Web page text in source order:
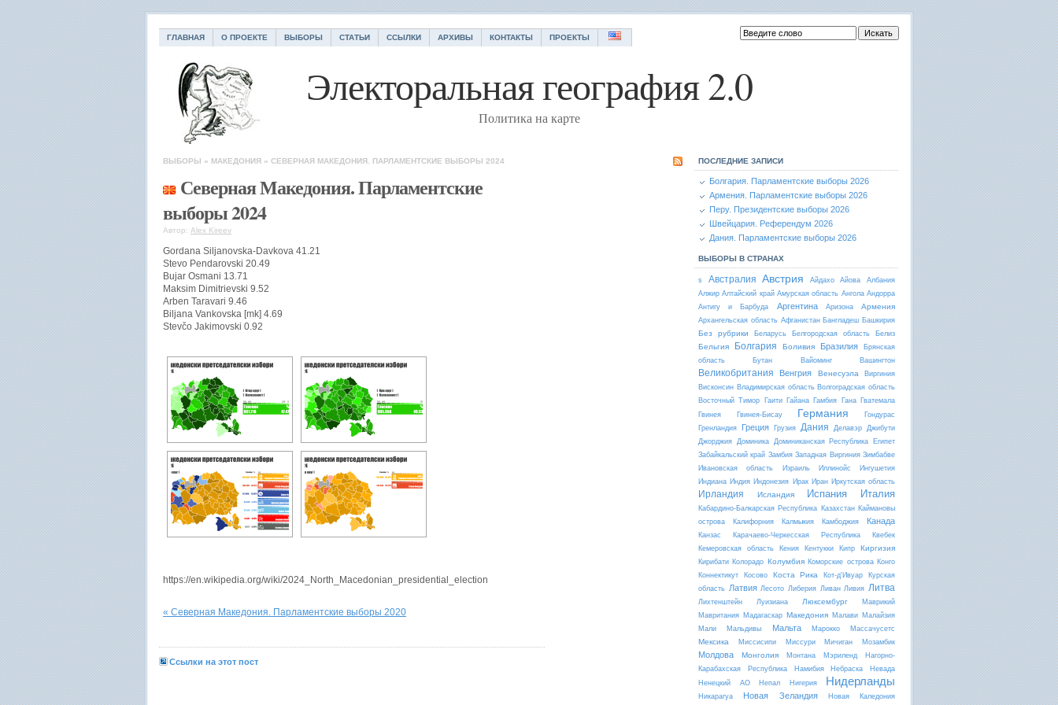
ГЛАВНАЯ О ПРОЕКТЕ ВЫБОРЫ СТАТЬИ ССЫЛКИ АРХИВЫ КОНТАКТЫ ПРОЕКТЫ
Электоральная география 2.0
Политика на карте
ВЫБОРЫ » МАКЕДОНИЯ » СЕВЕРНАЯ МАКЕДОНИЯ. ПАРЛАМЕНТСКИЕ ВЫБОРЫ 2024
Северная Македония. Парламентские
выборы 2024
Автор: Alex Kireev
Gordana Siljanovska-Davkova 41.21
Stevo Pendarovski 20.49
Bujar Osmani 13.71
Maksim Dimitrievski 9.52
Arben Taravari 9.46
Biljana Vankovska [mk] 4.69
Stevčo Jakimovski 0.92
https://en.wikipedia.org/wiki/2024_North_Macedonian_presidential_election
« Северная Македония. Парламентские выборы 2020
Ссылки на этот пост
ПОСЛЕДНИЕ ЗАПИСИ
Болгария. Парламентские выборы 2026
Армения. Парламентские выборы 2026
Перу. Президентские выборы 2026
Швейцария. Референдум 2026
Дания. Парламентские выборы 2026
ВЫБОРЫ В СТРАНАХ
s Австралия Австрия Айдахо Айова
Албания
Алжир Алтайский край Амурская область Ангола Андорра
Антигу и Барбуда
Аргентина Аризона Армения
Архангельская область Афганистан Бангладеш Башкирия
Без рубрики Беларусь Белгородская область Белиз
Бельгия Болгария Боливия Бразилия
Брянская
область
Бутан Вайоминг Вашингтон
Великобритания Венгрия Венесуэла
Виргиния
Висконсин Владимирская область Волгоградская область
Восточный Тимор
Гаити Гайана Гамбия Гана
Гватемала
Гвинея
Гвинея-Бисау Германия
Гондурас
Гренландия
Греция Грузия Дания Делавэр Джибути
Джорджия Доминика Доминиканская Республика
Египет
Забайкальский край Замбия Западная Виргиния Зимбабве
Ивановская область
Израиль Иллинойс
Ингушетия
Индиана Индия Индонезия Ирак Иран Иркутская область
Ирландия Исландия Испания Италия
Кабардино-Балкарская Республика Казахстан Каймановы
острова
Калифорния Калмыкия Камбоджия Канада
Канзас Карачаево-Черкесская Республика
Квебек
Кемеровская область
Кения Кентукки Кипр Киргизия
Кирибати Колорадо Колумбия Коморские острова Конго
Коннектикут
Косово Коста Рика Кот-д'Ивуар
Курская
область Латвия Лесото Либерия Ливан Ливия Литва
Лихтенштейн Луизиана Люксембург
Маврикий
Мавритания Мадагаскар Македония Малави Малайзия
Мали
Мальдивы Мальта Марокко Массачусетс
Мексика Миссисипи Миссури Мичиган Мозамбик
Молдова Монголия Монтана Мэриленд
Нагорно-
Карабахская Республика
Намибия Небраска
Невада
Ненецкий АО
Непал Нигерия Нидерланды
Никарагуа Новая Зеландия Новая Каледония